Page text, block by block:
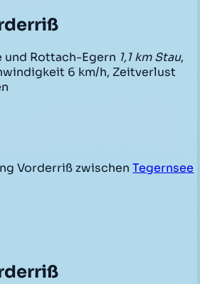
und Rottach-Egern 1,1 km Stau,
6 km/h, Zeitverlust
Vorderriß zwischenTegernsee